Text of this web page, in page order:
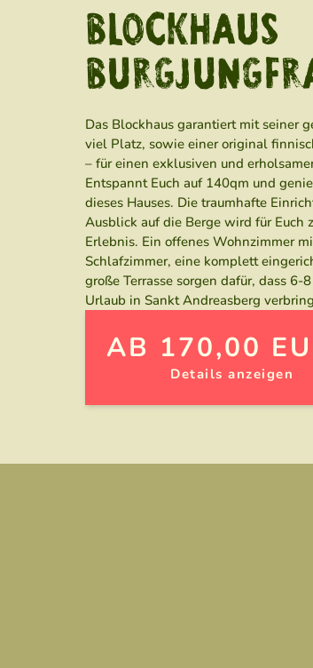
BLOCKHAUS
Das Blockhaus garantiert mit seiner
viel Platz, sowie einer original
– für einen exklusiven und
Entspannt Euch auf 140qm und
dieses Hauses. Die traumhafte
Ausblick auf die Berge wird für Euch
Erlebnis. Ein offenes Wohnzimmer
Schlafzimmer, eine komplett
große Terrasse sorgen dafür, dass 6-
Urlaub in Sankt Andreasberg
AB 170,00
Details anzeigen